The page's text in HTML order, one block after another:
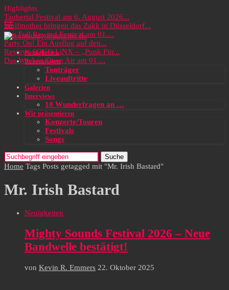
Highlights
Taubertal Festival am 6. August 2026...
Wolfmother bringen das Zakk in Düsseldorf...
Das Full Rewind Festival am 01....
Party On! Ein Ausflug auf den...
Review: SOKO LiNX – „Punk Für...
Das Wacken Open Air am 01....
Neuigkeiten
Rezensionen
Tonträger
Liveauftritte
Galerien
Interviews
10 Wunderfragen an …
Wir präsentieren
Konzerte/Touren
Festivals
Songs
Suche
Home Tags Posts getagged mit "Mr. Irish Bastard"
Mr. Irish Bastard
Neuigkeiten
Mighty Sounds Festival 2026 – Neue
Bandwelle bestätigt!
von Kevin R. Emmers 22. Oktober 2025